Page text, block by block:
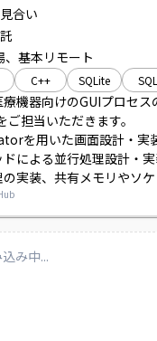
合い
、基本リモート
C++ SQLite SQL
機器向けのGUIプロセ
担当いただきます。
を用いた画面設計・実
による並行処理設計・
実装、共有メモリやソ
計・実装、SQLiteを用い
基本設計から結合テス
作成含む）をお願いしま
み中...